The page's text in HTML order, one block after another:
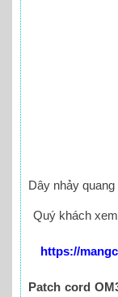
Dây nhảy
Quý khách
https://
Patch cord